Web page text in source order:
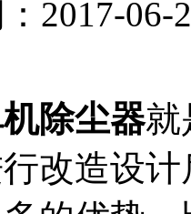
2017-06-
除尘器就
改造设